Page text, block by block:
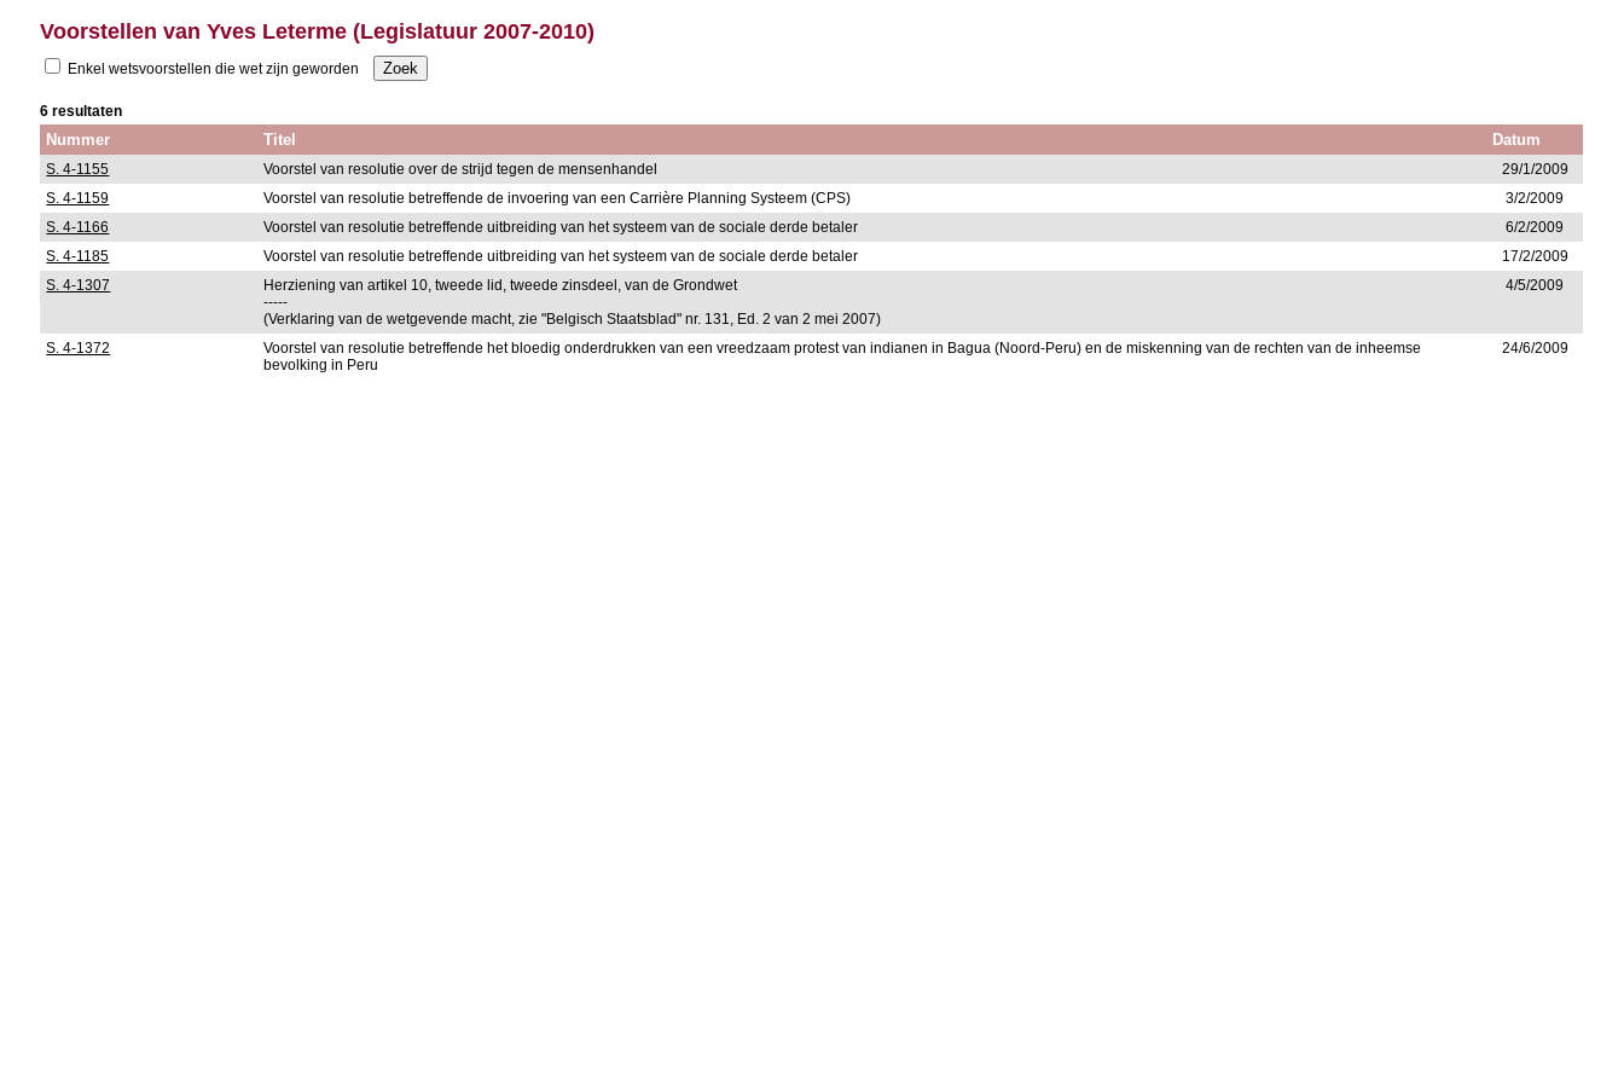
Voorstellen van Yves Leterme (Legislatuur 2007-2010)
Enkel wetsvoorstellen die wet zijn geworden
6 resultaten
Nummer Titel Datum
S. 4-1155 Voorstel van resolutie over de strijd tegen de mensenhandel
29/1/2009
S. 4-1159
Voorstel van resolutie betreffende de invoering van een Carrière Planning Systeem (CPS)
3/2/2009
S. 4-1166
Voorstel van resolutie betreffende uitbreiding van het systeem van de sociale derde betaler
6/2/2009
S. 4-1185
Voorstel van resolutie betreffende uitbreiding van het systeem van de sociale derde betaler
17/2/2009
S. 4-1307
Herziening van artikel 10, tweede lid, tweede zinsdeel, van de Grondwet
-----
(Verklaring van de wetgevende macht, zie "Belgisch Staatsblad" nr. 131, Ed. 2 van 2 mei 2007)
4/5/2009
S. 4-1372
Voorstel van resolutie betreffende het bloedig onderdrukken van een vreedzaam protest van indianen in Bagua (Noord-Peru) en de miskenning van de rechten van de inheemse
bevolking in Peru
24/6/2009